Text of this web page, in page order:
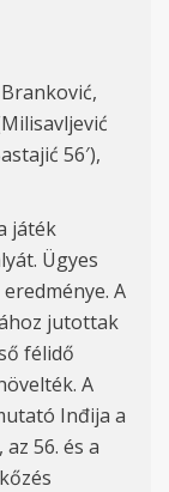
56′),
játék
Ügyes
A
jutottak
félidő
A
Inđija a
56. és a